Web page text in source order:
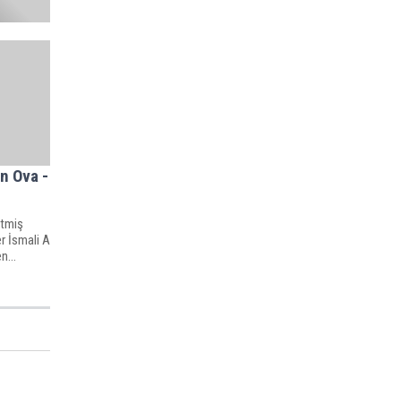
Ova -
İsmali A